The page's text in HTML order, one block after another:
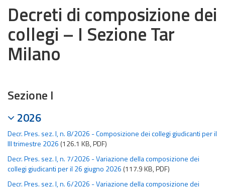
Decreti di composizione dei
collegi – I Sezione Tar
Milano
Sezione I
2026
Decr. Pres. sez. I, n. 8/2026 - Composizione dei collegi giudicanti per il
III trimestre 2026 (126.1 KB, PDF)
Decr. Pres. sez. I, n. 7/2026 - Variazione della composizione dei
collegi giudicanti per il 26 giugno 2026 (117.9 KB, PDF)
Decr. Pres. sez. I, n. 6/2026 - Variazione della composizione dei